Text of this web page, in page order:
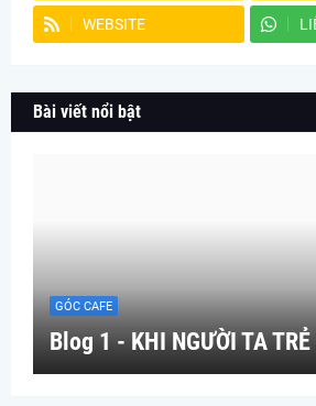
WEBSITE
Bài viết nổi bật
GÓC CAFE
Blog 1 - KHI NGƯỜI TA TRẺ